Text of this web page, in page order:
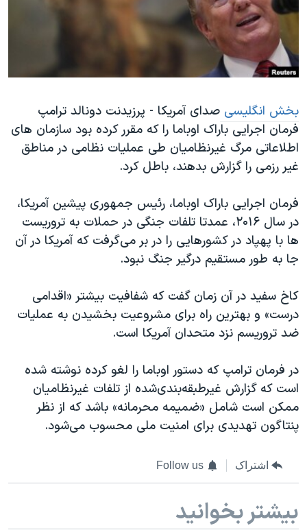
فرهنگ و زندگی
حقوق شهروندی
اقتصادی
اسرائیل در جنگ
گالری عکس
آرشیو پخش زنده
مستندها
انتخابات ریاست جمهوری آمریکا ۲۰۲۴
حمله جمهوری اسلامی به اسرائیل
ورزش زنان در ایران
اعتراضات زن، زندگی، آزادی
مجموعه مستندهای دادخواهی
دادگاه حمید نوری
چهل سال گروگان‌گیری
قانون شفافیت دارائی کادر رهبری ایران
اسرائیل در جنگ
نرگس محمدی برنده جایزه نوبل صلح
صفحه‌های ویژه
سفر پرزیدنت ترامپ به چین
دنبال کنید
زبانهای مختلف
بخش انگلیسی صدای آمریکا - پرزیدنت دونالد ترامپ
فرمان اجرایی باراک اوباما را که مقرر کرده بود سازمان های
اطلاعاتی مرگ غیرنظامیان طی عملیات نظامی در مناطق
غیر رزمی را گزارش بدهند، باطل کرد.
فرمان اجرایی باراک اوباما، رئیس جمهوری پیشین آمریکا،
در سال ۲۰۱۶، عمدتا تلفات جنگی در حملات به تروریست
ها با پهپاد در کشورهایی را در بر می‌گرفت که آمریکا در آن
جا به طور مستقیم درگیر جنگ نبود.
کاخ سفید در آن زمان گفت که شفافیت بیشتر «اقدامی
درست» و بهترین راه برای مشروعیت بخشیدن به عملیات
ضد تروریسم نزد متحدان آمریکا است.
در فرمان ترامپ که دستور اوباما را لغو کرده نوشته شده
است که گزارش غیرطبقه‌بندی‌شده از تلفات غیرنظامیان
ممکن است شامل «ضمیمه محرمانه» باشد که از نظر
پنتاگون تهدیدی برای امنیت ملی محسوب می‌شود.
اشتراک Follow us
بیشتر بخوانید